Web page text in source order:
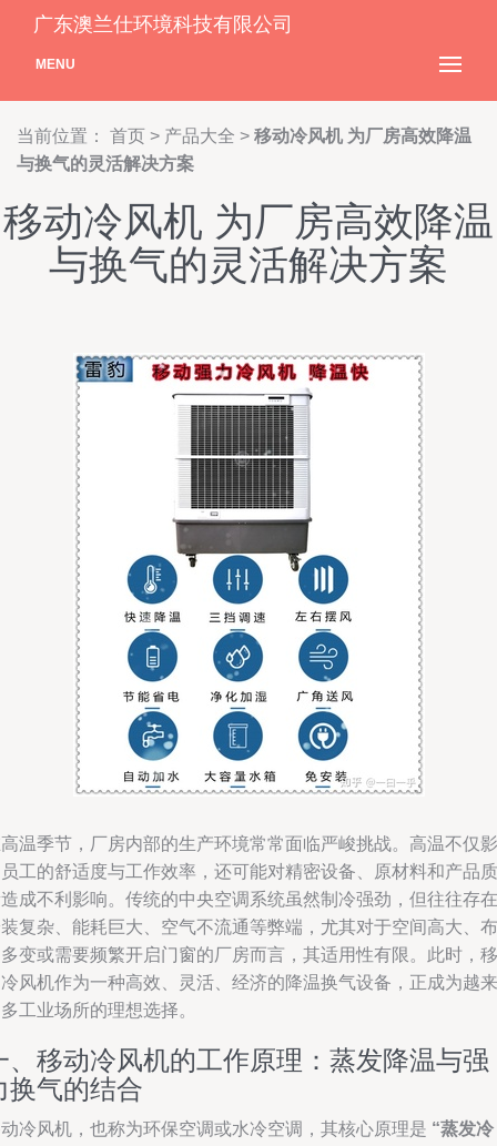
广东澳兰仕环境科技有限公司
MENU
当前位置： 首页 > 产品大全 > 移动冷风机 为厂房高效降温
与换气的灵活解决方案
移动冷风机 为厂房高效降温
与换气的灵活解决方案
温季节，厂房内部的生产环境常常面临严峻挑战。高温不仅影
工的舒适度与工作效率，还可能对精密设备、原材料和产品质
成不利影响。传统的中央空调系统虽然制冷强劲，但往往存在
复杂、能耗巨大、空气不流通等弊端，尤其对于空间高大、布
变或需要频繁开启门窗的厂房而言，其适用性有限。此时，移
风机作为一种高效、灵活、经济的降温换气设备，正成为越来
工业场所的理想选择。
、移动冷风机的工作原理：蒸发降温与强
换气的结合
冷风机，也称为环保空调或水冷空调，其核心原理是 “蒸发冷